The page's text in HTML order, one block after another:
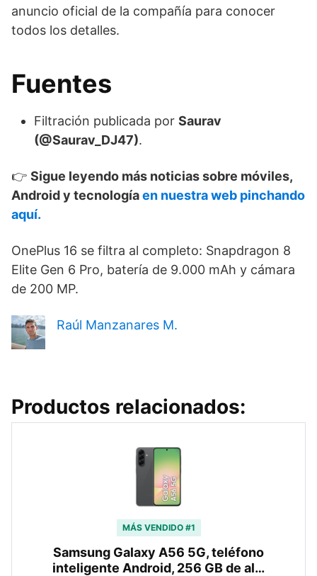
anuncio oficial de la compañía para conocer
todos los detalles.
Fuentes
Filtración publicada por Saurav
(@Saurav_DJ47).
👉 Sigue leyendo más noticias sobre móviles,
Android y tecnologíaen nuestra web pinchando
aquí.
OnePlus 16 se filtra al completo: Snapdragon 8
Elite Gen 6 Pro, batería de 9.000 mAh y cámara
de 200 MP.
Raúl Manzanares M.
Productos relacionados:
MÁS VENDIDO #1
Samsung Galaxy A56 5G, teléfono
inteligente Android, 256 GB de al…